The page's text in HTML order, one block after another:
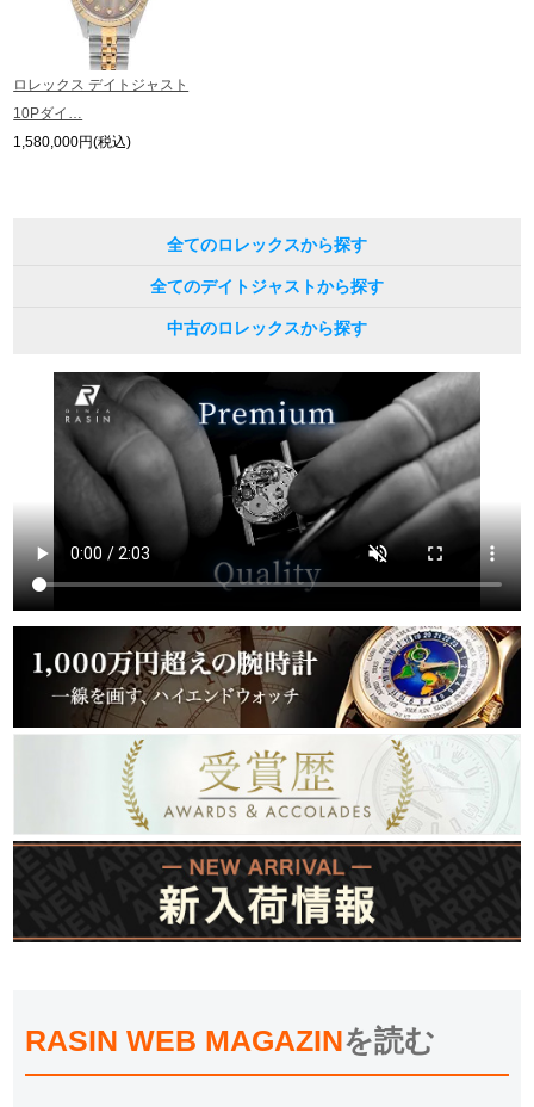
ロレックス デイトジャスト
10Pダイ…
1,580,000円(税込)
全てのロレックスから探す
全てのデイトジャストから探す
中古のロレックスから探す
RASIN WEB MAGAZINを読む